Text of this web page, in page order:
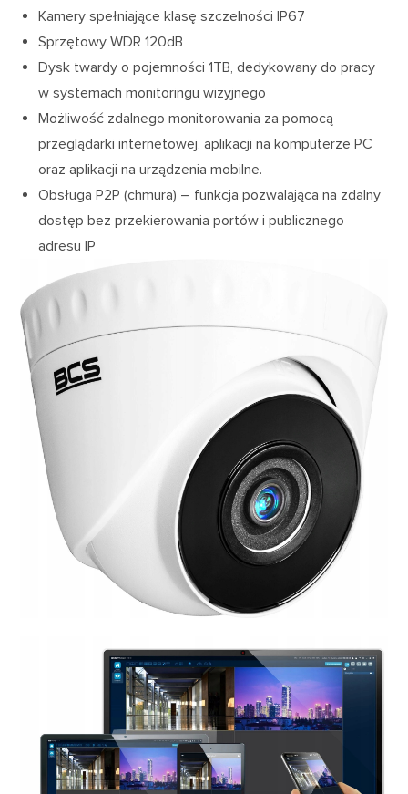
Kamery spełniające klasę szczelności IP67
Sprzętowy WDR 120dB
Dysk twardy o pojemności 1TB, dedykowany do pracy
w systemach monitoringu wizyjnego
Możliwość zdalnego monitorowania za pomocą
przeglądarki internetowej, aplikacji na komputerze PC
oraz aplikacji na urządzenia mobilne.
Obsługa P2P (chmura) – funkcja pozwalająca na zdalny
dostęp bez przekierowania portów i publicznego
adresu IP